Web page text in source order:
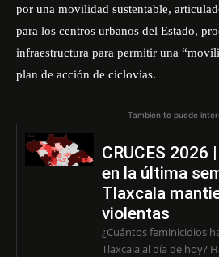
por una movilidad sustentable,
para los centros urbanos del Estado,
infraestructura para permitir una
plan de acción de ciclovías.
También te puede
CRUCES 2026
en la última
Tlaxcala
violentas
¿Cuántos feminicidios
Tlaxcala al día de hoy? Hasta el momento, de